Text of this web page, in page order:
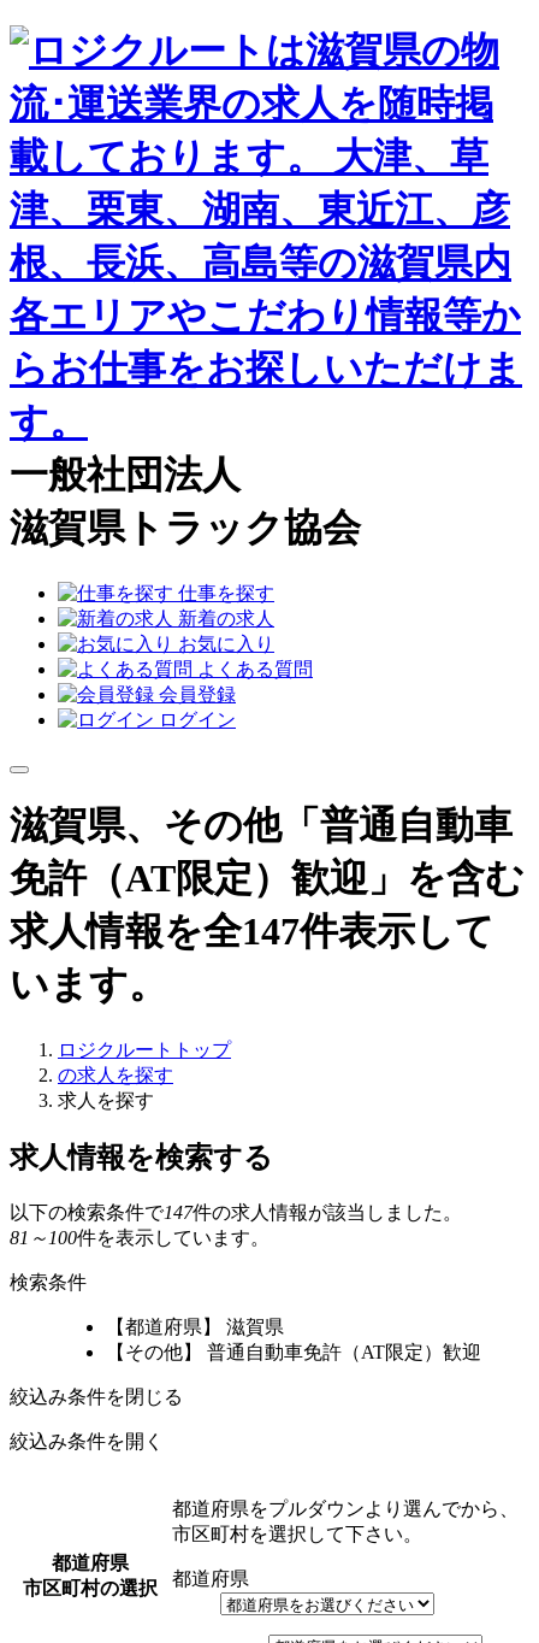
一般社団法人
滋賀県トラック協会
仕事を探す
新着の求人
お気に入り
よくある質問
会員登録
ログイン
滋賀県、その他「普通自動車
免許（AT限定）歓迎」を含む
求人情報を全147件表示して
います。
ロジクルートトップ
の求人を探す
求人を探す
求人情報を検索する
以下の検索条件で147件の求人情報が該当しました。
81～100件を表示しています。
検索条件
【都道府県】 滋賀県
【その他】 普通自動車免許（AT限定）歓迎
絞込み条件を閉じる
絞込み条件を開く
都道府県
市区町村の選択
都道府県をプルダウンより選んでから、
市区町村を選択して下さい。
都道府県